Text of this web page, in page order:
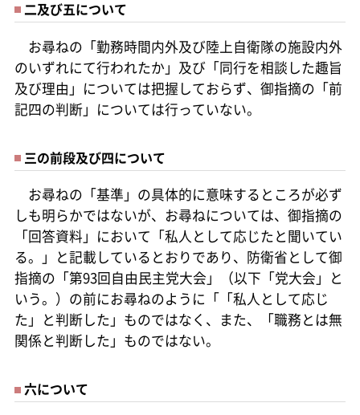
二及び五について
お尋ねの「勤務時間内外及び陸上自衛隊の施設内外
のいずれにて行われたか」及び「同行を相談した趣旨
及び理由」については把握しておらず、御指摘の「前
記四の判断」については行っていない。
三の前段及び四について
お尋ねの「基準」の具体的に意味するところが必ず
しも明らかではないが、お尋ねについては、御指摘の
「回答資料」において「私人として応じたと聞いてい
る。」と記載しているとおりであり、防衛省として御
指摘の「第93回自由民主党大会」（以下「党大会」と
いう。）の前にお尋ねのように「「私人として応じ
た」と判断した」ものではなく、また、「職務とは無
関係と判断した」ものではない。
六について